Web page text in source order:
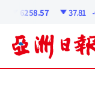
6258.57 37.81